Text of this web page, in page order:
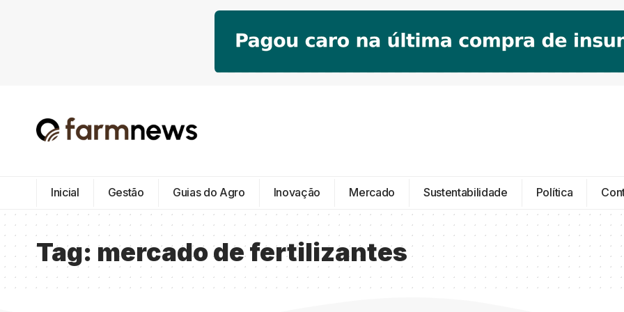
Inicial Gestão Guias do Agro Inovação Mercado Sustentabilidade Política
Tag: mercado de fertilizantes